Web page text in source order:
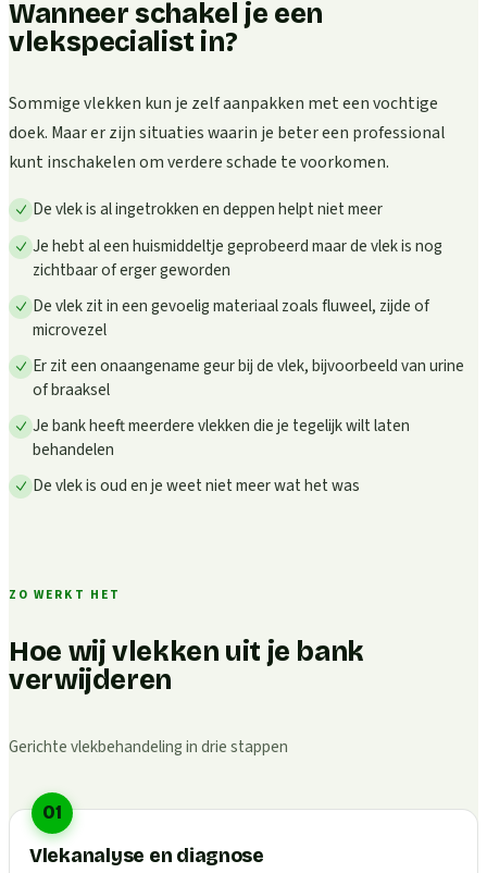
Wanneer schakel je een
vlekspecialist in?
Sommige vlekken kun je zelf aanpakken met een vochtige
doek. Maar er zijn situaties waarin je beter een professional
kunt inschakelen om verdere schade te voorkomen.
De vlek is al ingetrokken en deppen helpt niet meer
Je hebt al een huismiddeltje geprobeerd maar de vlek is nog
zichtbaar of erger geworden
De vlek zit in een gevoelig materiaal zoals fluweel, zijde of
microvezel
Er zit een onaangename geur bij de vlek, bijvoorbeeld van urine
of braaksel
Je bank heeft meerdere vlekken die je tegelijk wilt laten
behandelen
De vlek is oud en je weet niet meer wat het was
ZO WERKT HET
Hoe wij vlekken uit je bank
verwijderen
Gerichte vlekbehandeling in drie stappen
01
Vlekanalyse en diagnose